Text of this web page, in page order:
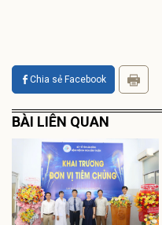
Chia sẻ Facebook
BÀI LIÊN QUAN